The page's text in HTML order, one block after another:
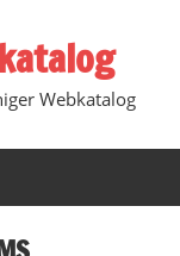
Webkatalog